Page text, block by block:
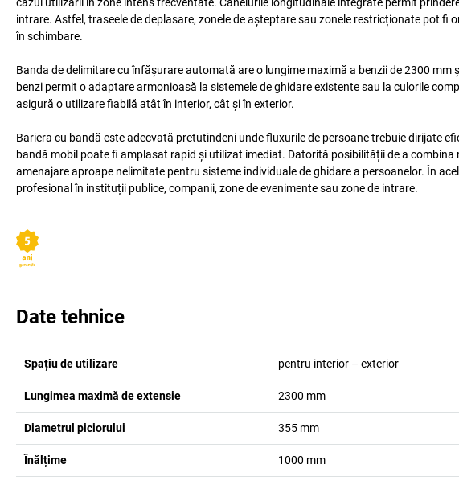
intrare. Astfel, traseele de deplasare, zonele de așteptare sau zonele restricționate pot
în schimbare.
Banda de delimitare cu înfășurare automată are o lungime maximă a benzii de 2300
benzi permit o adaptare armonioasă la sistemele de ghidare existente sau la culorile
asigură o utilizare fiabilă atât în interior, cât și în exterior.
Bariera cu bandă este adecvată pretutindeni unde fluxurile de persoane trebuie dirijate
bandă mobil poate fi amplasat rapid și utilizat imediat. Datorită posibilității de a
amenajare aproape nelimitate pentru sisteme individuale de ghidare a persoanelor. În
profesional în instituții publice, companii, zone de evenimente sau zone de intrare.
Date tehnice
Spațiu de utilizare pentru interior – exterior
Lungimea maximă de extensie 2300 mm
Diametrul piciorului 355 mm
Înălțime 1000 mm